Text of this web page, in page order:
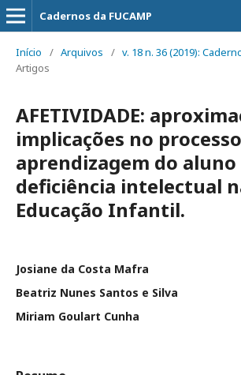
Cadernos da FUCAMP
Início / Arquivos / v. 18 n. 36 (2019):
Artigos
AFETIVIDADE:
implicações no
aprendizagem do aluno
deficiência intelectual
Educação Infantil.
Josiane da Costa Mafra
Beatriz Nunes Santos e Silva
Miriam Goulart Cunha